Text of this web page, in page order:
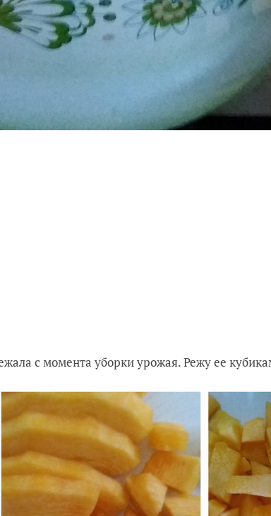
с момента уборки урожая. Режу ее